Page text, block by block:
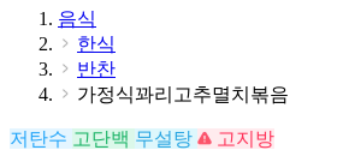
음식
한식
반찬
가정식꽈리고추멸치볶음
저탄수 고단백 무설탕 고지방